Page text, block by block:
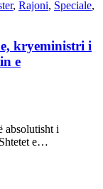
, Rajoni, Speciale,
kryeministri i
e
absolutisht i
e…